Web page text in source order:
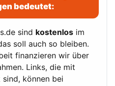
bedeutet:
sind kostenlos im
soll auch so bleiben.
finanzieren wir über
Links, die mit
können bei